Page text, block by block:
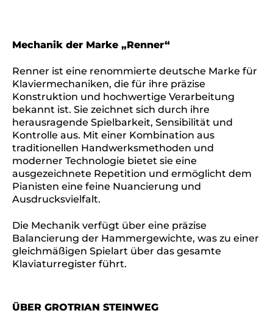
Mechanik der Marke „Renner“
Renner ist eine renommierte deutsche Marke für
Klaviermechaniken, die für ihre präzise
Konstruktion und hochwertige Verarbeitung
bekannt ist. Sie zeichnet sich durch ihre
herausragende Spielbarkeit, Sensibilität und
Kontrolle aus. Mit einer Kombination aus
traditionellen Handwerksmethoden und
moderner Technologie bietet sie eine
ausgezeichnete Repetition und ermöglicht dem
Pianisten eine feine Nuancierung und
Ausdrucksvielfalt.
Die Mechanik verfügt über eine präzise
Balancierung der Hammergewichte, was zu einer
gleichmäßigen Spielart über das gesamte
Klaviaturregister führt.
ÜBER GROTRIAN STEINWEG